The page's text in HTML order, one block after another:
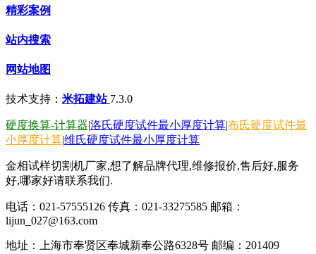
精彩案例
站内搜索
网站地图
技术支持： 米拓建站 7.3.0
硬度换算-计算器|洛氏硬度试件最小厚度计算|布氏硬度试件最
小厚度计算|维氏硬度试件最小厚度计算
金相试样切割机厂家,想了解品牌代理,维修报价,售后好,服务
好,哪家好请联系我们.
电话：021-57555126 传真：021-33275585 邮箱：
lijun_027@163.com
地址：上海市奉贤区奉城新奉公路6328号 邮编：201409